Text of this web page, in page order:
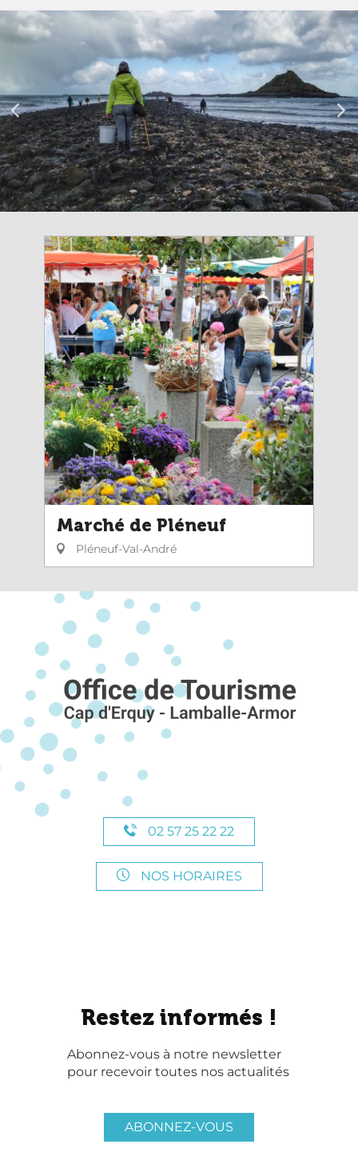
Marché de Pléneuf
Pléneuf-Val-André
02 57 25 22 22
NOS HORAIRES
Restez informés !
Abonnez-vous à notre newsletter
pour recevoir toutes nos actualités
ABONNEZ-VOUS